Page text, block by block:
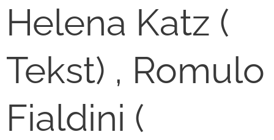
Helena Katz (
Tekst) , Romulo
Fialdini (